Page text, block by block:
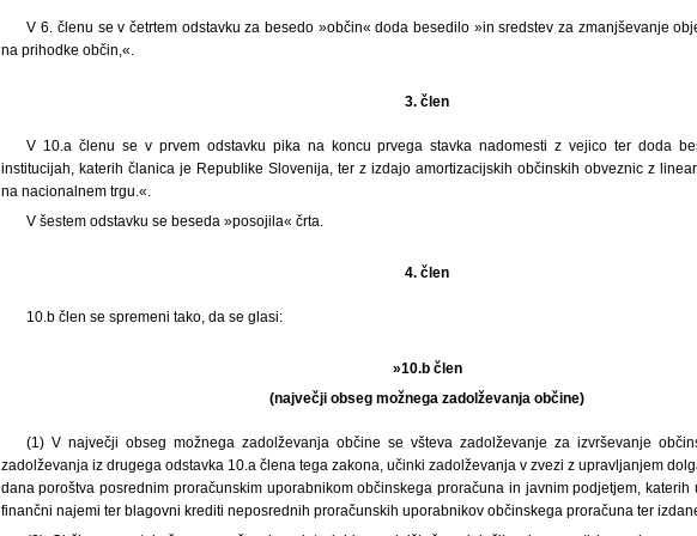
V 6. členu se v četrtem odstavku za besedo »občin« doda besedilo »in sredstev za zmanjševanje
na prihodke občin,«.
3. člen
V 10.a členu se v prvem odstavku pika na koncu prvega stavka nadomesti z vejico ter doda
institucijah, katerih članica je Republike Slovenija, ter z izdajo amortizacijskih občinskih obveznic z
na nacionalnem trgu.«.
V šestem odstavku se beseda »posojila« črta.
4. člen
10.b člen se spremeni tako, da se glasi:
»10.b člen
(največji obseg možnega zadolževanja občine)
(1) V največji obseg možnega zadolževanja občine se všteva zadolževanje za izvrševanje
zadolževanja iz drugega odstavka 10.a člena tega zakona, učinki zadolževanja v zvezi z upravljanjem
dana poroštva posrednim proračunskim uporabnikom občinskega proračuna in javnim podjetjem,
finančni najemi ter blagovni krediti neposrednih proračunskih uporabnikov občinskega proračuna ter